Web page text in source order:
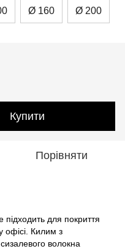
Ø 160 Ø 200
Купити
Порівняти
підходить для покриття
офісі. Килим з
волокна